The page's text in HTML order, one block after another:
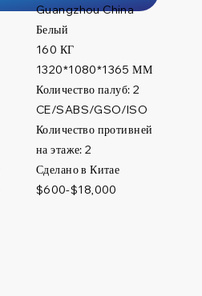
Белый
1320*1080*1365 ММ
CE/SABS/GSO/ISO
Сделано в Китае
Guangzhou China
160 КГ
Количество палуб: 2
Количество противней
на этаже: 2
$600-$18,000